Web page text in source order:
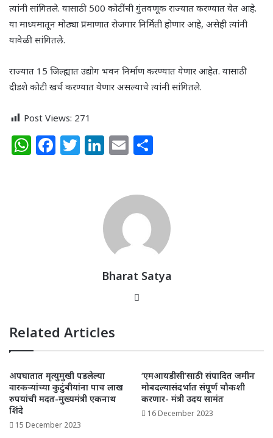
त्यांनी सांगितले. यासाठी 500 कोटींची गुंतवणूक राज्यात करण्यात येत आहे.
या माध्यमातून मोठ्या प्रमाणात रोजगार निर्मिती होणार आहे, असेही त्यांनी
यावेळी सांगितले.
राज्यात 15 जिल्ह्यात उद्योग भवन निर्माण करण्यात येणार आहेत. यासाठी
दीडशे कोटी खर्च करण्यात येणार असल्याचे त्यांनी सांगितले.
Post Views: 271
W F T Li
e
dI
n
E
l e
Bharat Satya
Related Articles
अपघातात मृत्युमुखी पडलेल्या
वारकऱ्यांच्या कुटुंबीयांना पाच लाख
रुपयांची मदत-मुख्यमंत्री एकनाथ
शिंदे
15 December 2023
‘एमआयडीसी’साठी संपादित जमीन
मोबदल्यासंदर्भात संपूर्ण चौकशी
करणार- मंत्री उदय सामंत
16 December 2023